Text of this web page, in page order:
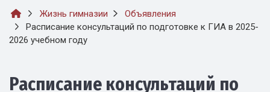
Жизнь гимназии
Объявления
Расписание консультаций по подготовке к ГИА в 2025-
2026 учебном году
Расписание консультаций по